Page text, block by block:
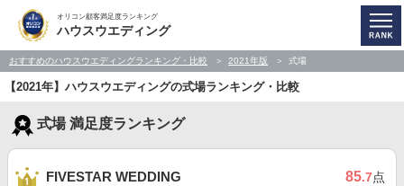
オリコン顧客満足度ランキング
ハウスウエディング
おすすめのハウスウエディングランキング・比較 2021年版 式場
【2021年】ハウスウエディングの式場ランキング・比較
式場 満足度ランキング
FIVESTAR WEDDING 85.7点